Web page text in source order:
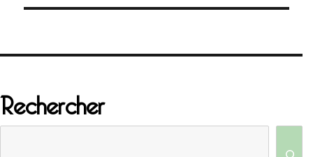
Rechercher